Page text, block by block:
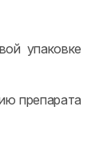
упаковке
препарата